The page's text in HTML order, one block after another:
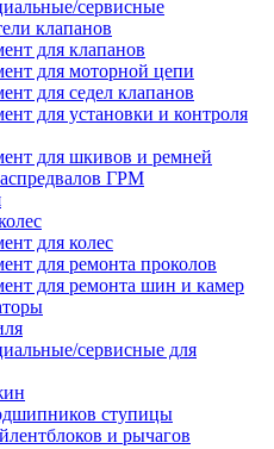
сервисные
клапанов
для клапанов
для моторной цепи
для седел клапанов
для установки и контроля
для шкивов и ремней
ГРМ
для колес
для ремонта проколов
для ремонта шин и камер
сервисные для
ступицы
и рычагов